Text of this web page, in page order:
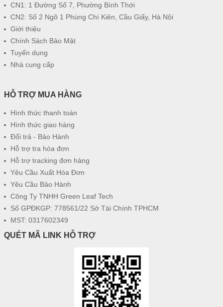
CN1: 1 Đường Số 7, Phường Bình Thới
CN2: Số 2 Ngõ 1 Phùng Chí Kiên, Cầu Giấy, Hà Nội
Giới thiệu
Chính Sách Bảo Mật
Tuyển dụng
Nhà cung cấp
HỖ TRỢ MUA HÀNG
Hình thức thanh toán
Hình thức giao hàng
Đổi trả - Bảo Hành
Hỗ trợ tra hóa đơn
Hỗ trợ tracking đơn hàng
Yêu Cầu Xuất Hóa Đơn
Yêu Cầu Bảo Hành
Công Ty TNHH Green Leaf Tech
Số GPĐKGP: 778561/22 Sở Tài Chính TPHCM
MST: 0317602349
QUÉT MÃ LINK HỖ TRỢ